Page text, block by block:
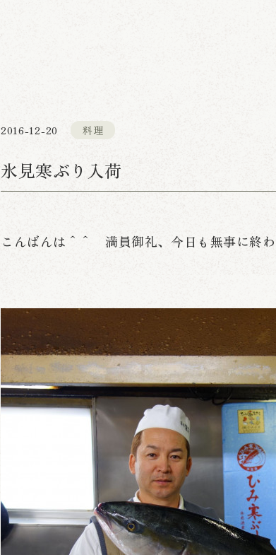
2016-12-20 料理
氷見寒ぶり入荷
こんばんは＾＾ 満員御礼、今日も無事に終